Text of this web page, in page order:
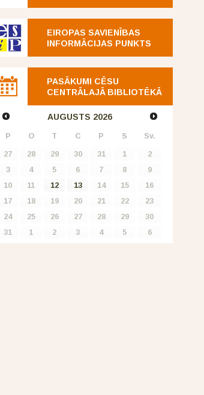
EIROPAS SAVIENĪBAS
INFORMĀCIJAS PUNKTS
PASĀKUMI CĒSU
CENTRĀLAJĀ BIBLIOTĒKĀ
AUGUSTS 2026
P O T C P S Sv.
27 28 29 30 31 1
2
3
4 5 6 7 8
9
10
11 12 13 14 15
16
17
18 19 20 21 22
23
24
25 26 27 28 29
30
31
1 2 3 4 5 6